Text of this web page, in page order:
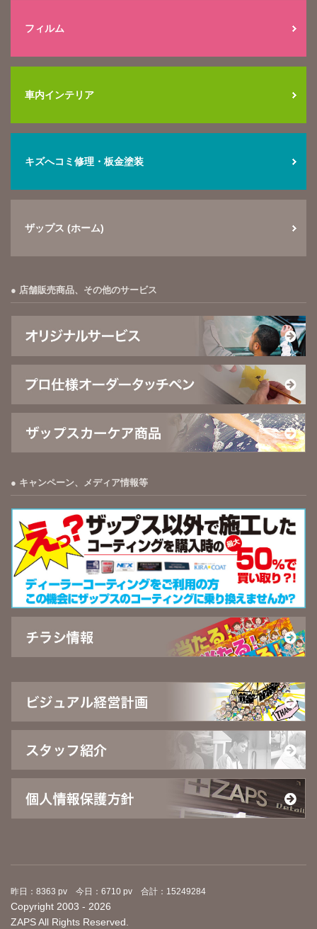
フィルム
車内インテリア
キズへコミ修理・板金塗装
ザップス (ホーム)
店舗販売商品、その他のサービス
キャンペーン、メディア情報等
昨日：8363 pv 今日：6710 pv 合計：15249284
Copyright 2003 - 2026
ZAPS All Rights Reserved.